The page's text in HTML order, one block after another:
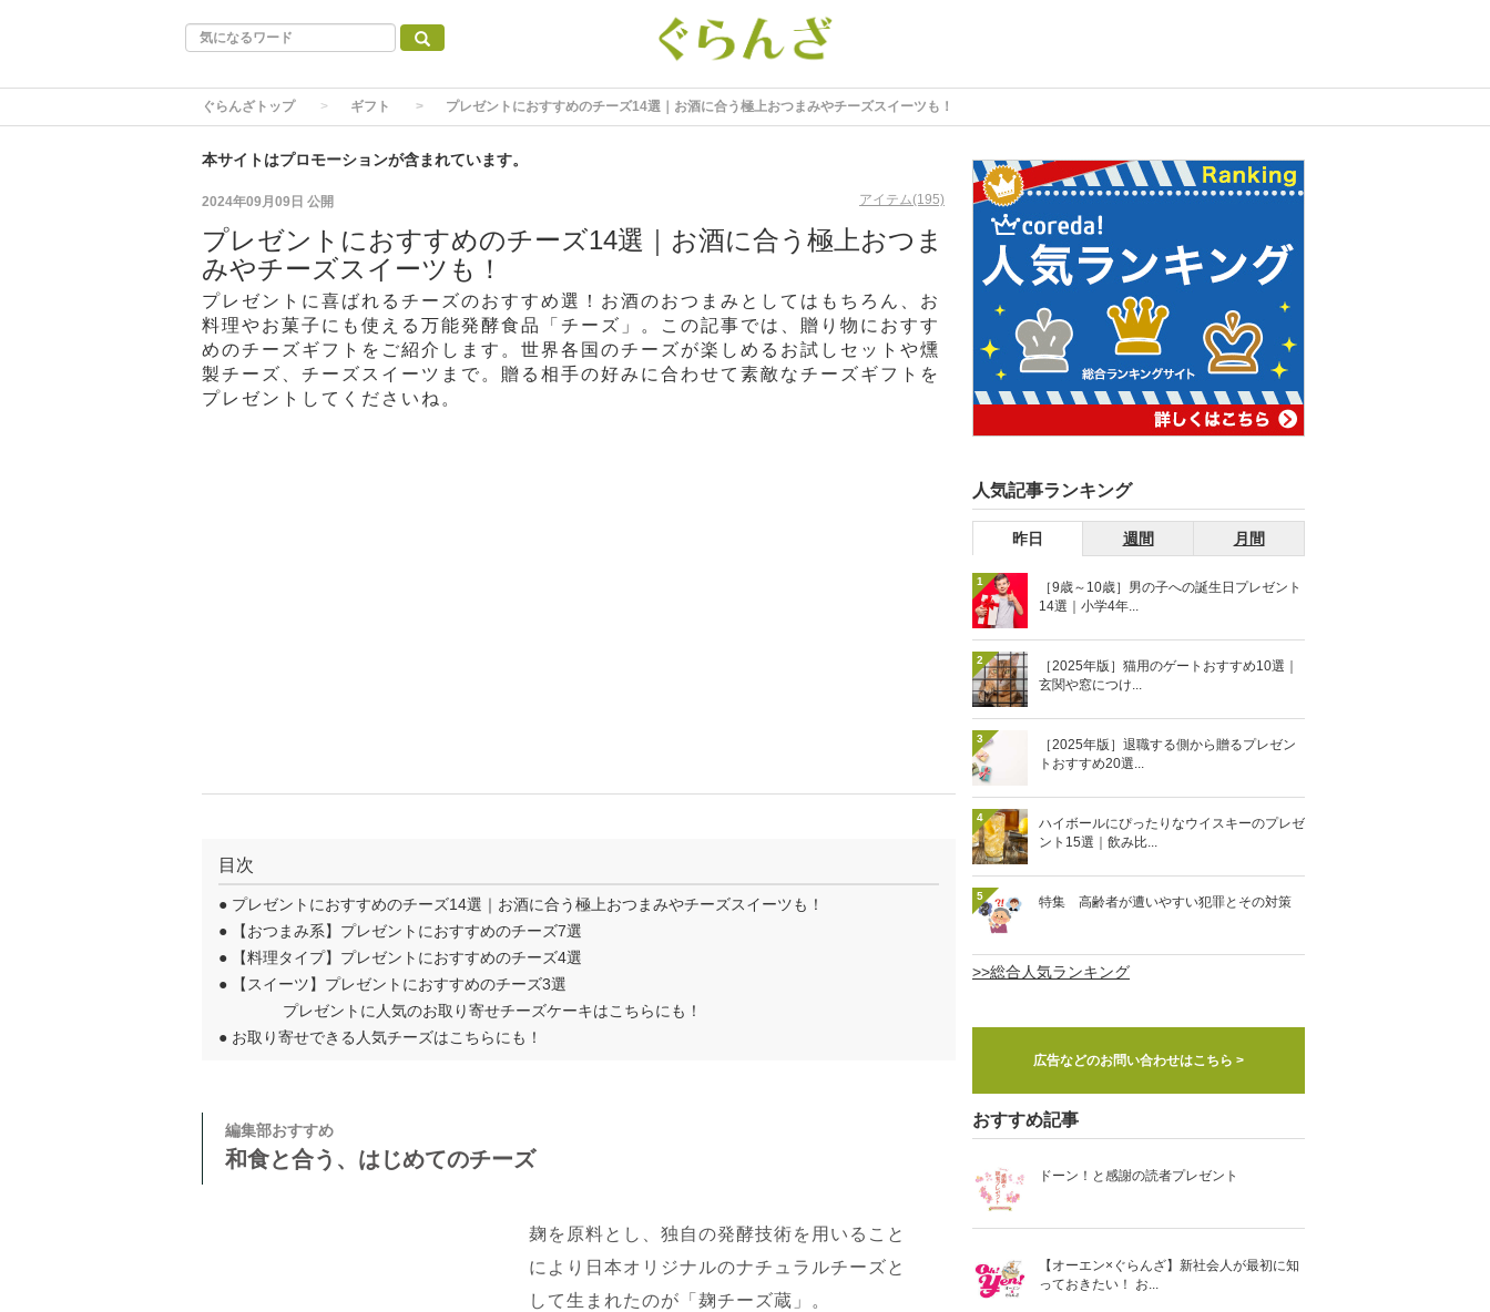
ぐらんざトップ ギフト プレゼントにおすすめのチーズ14選｜お酒に合う極上おつまみやチーズスイーツも！
本サイトはプロモーションが含まれています。
2024年09月09日 公開 アイテム(195)
プレゼントにおすすめのチーズ14選｜お酒に合う極上おつま
みやチーズスイーツも！
プレゼントに喜ばれるチーズのおすすめ選！お酒のおつまみとしてはもちろん、お
料理やお菓子にも使える万能発酵食品「チーズ」。この記事では、贈り物におすす
めのチーズギフトをご紹介します。世界各国のチーズが楽しめるお試しセットや燻
製チーズ、チーズスイーツまで。贈る相手の好みに合わせて素敵なチーズギフトを
プレゼントしてくださいね。
目次
● プレゼントにおすすめのチーズ14選｜お酒に合う極上おつまみやチーズスイーツも！
● 【おつまみ系】プレゼントにおすすめのチーズ7選
● 【料理タイプ】プレゼントにおすすめのチーズ4選
● 【スイーツ】プレゼントにおすすめのチーズ3選
プレゼントに人気のお取り寄せチーズケーキはこちらにも！
● お取り寄せできる人気チーズはこちらにも！
編集部おすすめ
和食と合う、はじめてのチーズ
麹を原料とし、独自の発酵技術を用いること
により日本オリジナルのナチュラルチーズと
して生まれたのが「麹チーズ蔵」。
人気記事ランキング
昨日 週間 月間
1
［9歳～10歳］男の子への誕生日プレゼント
14選｜小学4年...
2
［2025年版］猫用のゲートおすすめ10選｜
玄関や窓につけ...
3
［2025年版］退職する側から贈るプレゼン
トおすすめ20選...
4
ハイボールにぴったりなウイスキーのプレゼ
ント15選｜飲み比...
5 特集 高齢者が遭いやすい犯罪とその対策
>>総合人気ランキング
広告などのお問い合わせはこちら >
おすすめ記事
ドーン！と感謝の読者プレゼント
【オーエン×ぐらんざ】新社会人が最初に知
っておきたい！ お...